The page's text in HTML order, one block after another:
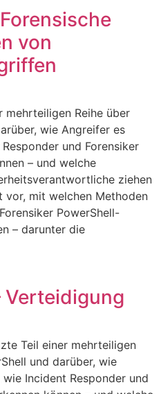
von
mehrteiligen Reihe über
wie Angreifer es
und Forensiker
– und welche
ziehen
vor, mit welchen Methoden
PowerShell-
– darunter die
Verteidigung
Teil einer mehrteiligen
und darüber, wie
Incident Responder und